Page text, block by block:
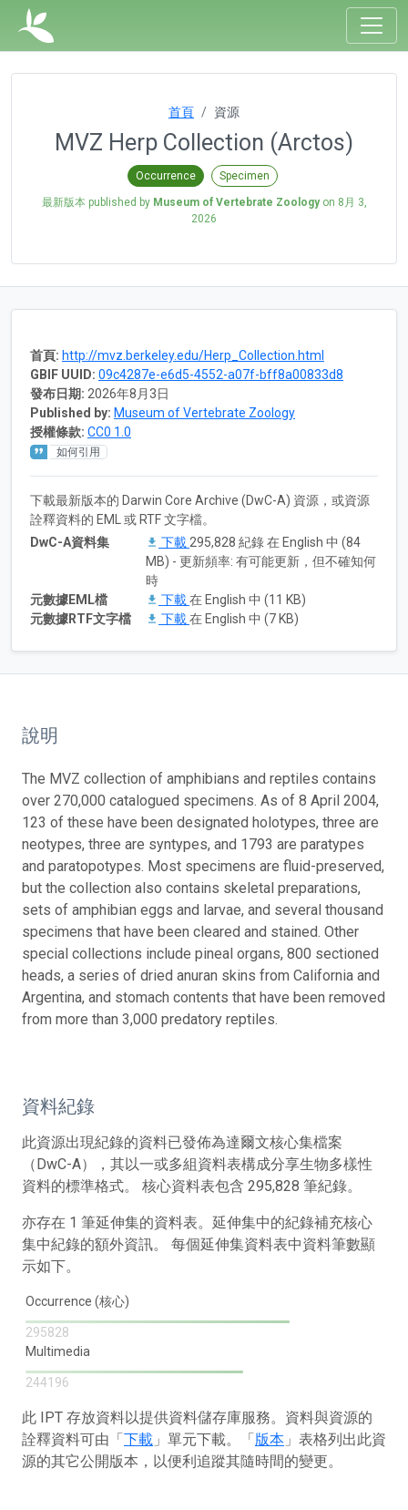
首頁 資源
MVZ Herp Collection (Arctos)
Occurrence Specimen
最新版本 published by Museum of Vertebrate Zoologyon 8月 3,
2026
首頁: http://mvz.berkeley.edu/Herp_Collection.html
GBIF UUID: 09c4287e-e6d5-4552-a07f-bff8a00833d8
發布日期: 2026年8月3日
Published by: Museum of Vertebrate Zoology
授權條款: CC0 1.0
如何引用
下載最新版本的 Darwin Core Archive (DwC-A) 資源，或資源
詮釋資料的 EML 或 RTF 文字檔。
DwC-A資料集
下載 295,828 紀錄 在 English 中 (84
MB) - 更新頻率: 有可能更新，但不確知何
時
元數據EML檔
下載在 English 中 (11 KB)
元數據RTF文字檔
下載在 English 中 (7 KB)
說明
The MVZ collection of amphibians and reptiles contains
over 270,000 catalogued specimens. As of 8 April 2004,
123 of these have been designated holotypes, three are
neotypes, three are syntypes, and 1793 are paratypes
and paratopotypes. Most specimens are fluid-preserved,
but the collection also contains skeletal preparations,
sets of amphibian eggs and larvae, and several thousand
specimens that have been cleared and stained. Other
special collections include pineal organs, 800 sectioned
heads, a series of dried anuran skins from California and
Argentina, and stomach contents that have been removed
from more than 3,000 predatory reptiles.
資料紀錄
此資源出現紀錄的資料已發佈為達爾文核心集檔案
（DwC-A），其以一或多組資料表構成分享生物多樣性
資料的標準格式。 核心資料表包含 295,828 筆紀錄。
亦存在 1 筆延伸集的資料表。延伸集中的紀錄補充核心
集中紀錄的額外資訊。 每個延伸集資料表中資料筆數顯
示如下。
Occurrence (核心)
295828
Multimedia
244196
此 IPT 存放資料以提供資料儲存庫服務。資料與資源的
詮釋資料可由「下載 」單元下載。「版本 」表格列出此資
源的其它公開版本，以便利追蹤其隨時間的變更。